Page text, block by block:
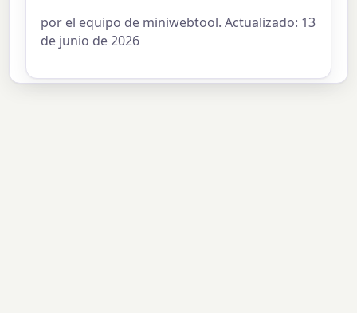
por el equipo de miniwebtool. Actualizado: 13
de junio de 2026